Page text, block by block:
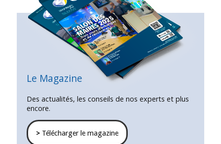
Le Magazine
Des actualités, les conseils de nos experts et plus
encore.
>Télécharger le magazine